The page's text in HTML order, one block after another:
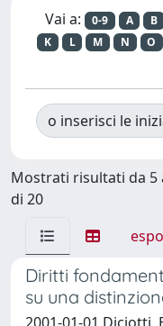
Vai a: 0-9 A B
K
L M N O
o inserisci le
Mostrati risultati da 5
di 20
Diritti
su una
2001-01-01 Diciotti,